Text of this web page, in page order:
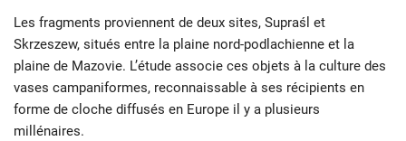
Les fragments proviennent de deux sites, Supraśl et
Skrzeszew, situés entre la plaine nord-podlachienne et la
plaine de Mazovie. L’étude associe ces objets à la culture des
vases campaniformes, reconnaissable à ses récipients en
forme de cloche diffusés en Europe il y a plusieurs
millénaires.